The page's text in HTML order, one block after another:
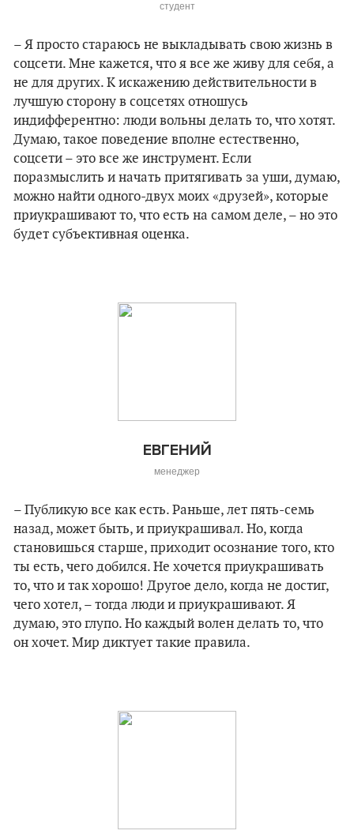
студент
– Я просто стараюсь не выкладывать свою жизнь в
соцсети. Мне кажется, что я все же живу для себя, а
не для других. К искажению действительности в
лучшую сторону в соцсетях отношусь
индифферентно: люди вольны делать то, что хотят.
Думаю, такое поведение вполне естественно,
соцсети – это все же инструмент. Если
поразмыслить и начать притягивать за уши, думаю,
можно найти одного-двух моих «друзей», которые
приукрашивают то, что есть на самом деле, – но это
будет субъективная оценка.
ЕВГЕНИЙ
менеджер
– Публикую все как есть. Раньше, лет пять-семь
назад, может быть, и приукрашивал. Но, когда
становишься старше, приходит осознание того, кто
ты есть, чего добился. Не хочется приукрашивать
то, что и так хорошо! Другое дело, когда не достиг,
чего хотел, – тогда люди и приукрашивают. Я
думаю, это глупо. Но каждый волен делать то, что
он хочет. Мир диктует такие правила.